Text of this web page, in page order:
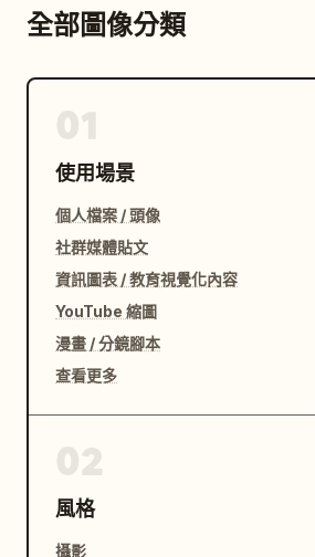
全部圖像分類
使用場景
個人檔案 / 頭像
社群媒體貼文
資訊圖表 / 教育視覺化內容
YouTube 縮圖
漫畫 / 分鏡腳本
查看更多
風格
攝影